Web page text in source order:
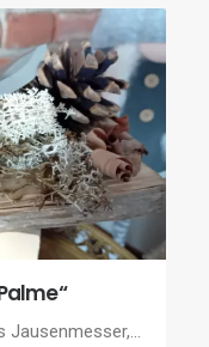
Jausenmesser,…